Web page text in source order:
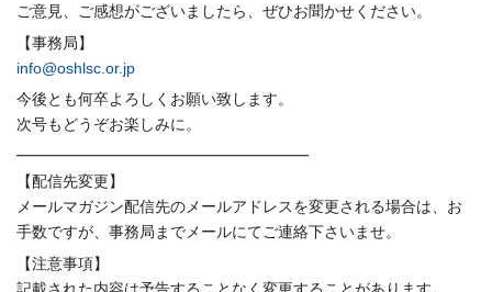
ご意見、ご感想がございましたら、ぜひお聞かせください。
【事務局】
info@oshlsc.or.jp
今後とも何卒よろしくお願い致します。
次号もどうぞお楽しみに。
━━━━━━━━━━━━━━━━━━━
【配信先変更】
メールマガジン配信先の メールアドレスを変更される場合は、 お
手数ですが、事務局まで メールにてご連絡下さいませ。
【注意事項】